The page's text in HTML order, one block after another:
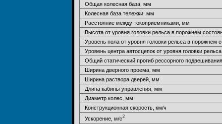
Общая колесная база, мм
Колесная база тележки, мм
Расстояние между токоприемниками, мм
Высота от уровня головки рельса в порожнем
Уровень пола от уровня головки рельса в порожнем
Уровень центра автосцепок от уровня головки
Общий статический прогиб рессорного
Ширина дверного проема, мм
Ширина раствора дверей, мм
Длина кабины управления, мм
Диаметр колес, мм
Конструкционная скорость, км/ч
Ускорение, м/с2